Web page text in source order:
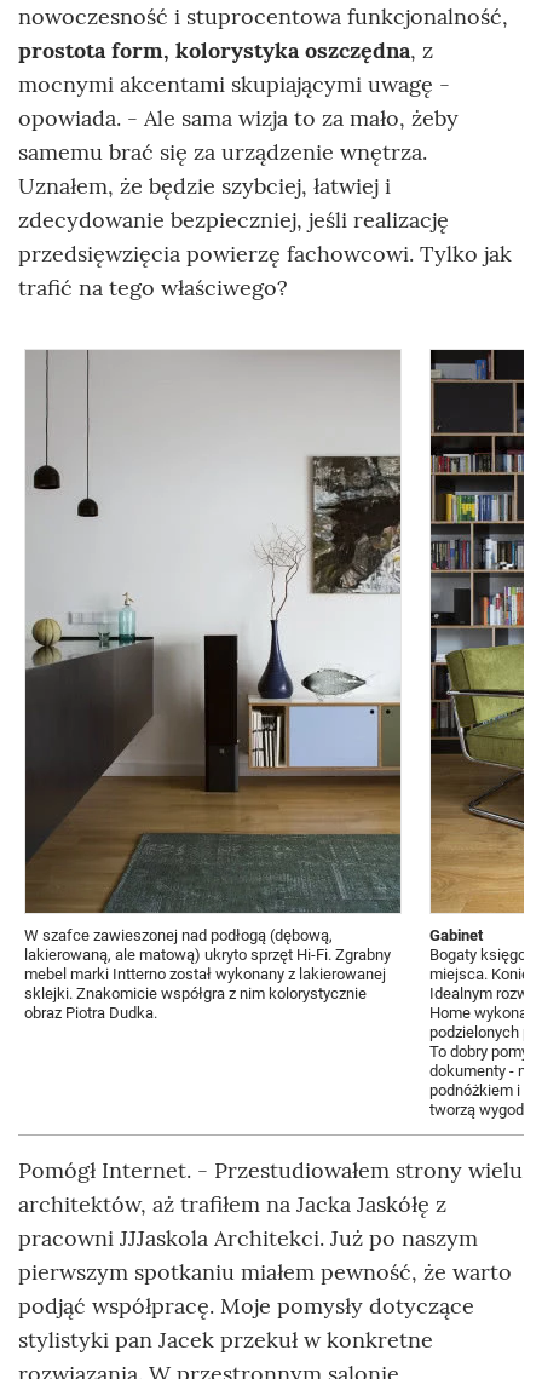
nowoczesność i stuprocentowa funkcjonalność,
prostota form, kolorystyka oszczędna, z
mocnymi akcentami skupiającymi uwagę -
opowiada. - Ale sama wizja to za mało, żeby
samemu brać się za urządzenie wnętrza.
Uznałem, że będzie szybciej, łatwiej i
zdecydowanie bezpieczniej, jeśli realizację
przedsięwzięcia powierzę fachowcowi. Tylko jak
trafić na tego właściwego?
W szafce zawieszonej nad podłogą (dębową,
lakierowaną, ale matową) ukryto sprzęt Hi-Fi. Zgrabny
mebel marki Intterno został wykonany z lakierowanej
sklejki. Znakomicie współgra z nim kolorystycznie
obraz Piotra Dudka.
Gabinet
Bogaty
miejsca.
Idealnym
Home
podzielonych
To dobry
dokumenty -
podnóżkiem i
tworzą
Pomógł Internet. - Przestudiowałem strony wielu
architektów, aż trafiłem na Jacka Jaskółę z
pracowni JJJaskola Architekci. Już po naszym
pierwszym spotkaniu miałem pewność, że warto
podjąć współpracę. Moje pomysły dotyczące
stylistyki pan Jacek przekuł w konkretne
rozwiązania. W przestronnym salonie